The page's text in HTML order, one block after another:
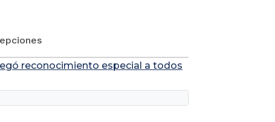
reconocimiento especial a todos